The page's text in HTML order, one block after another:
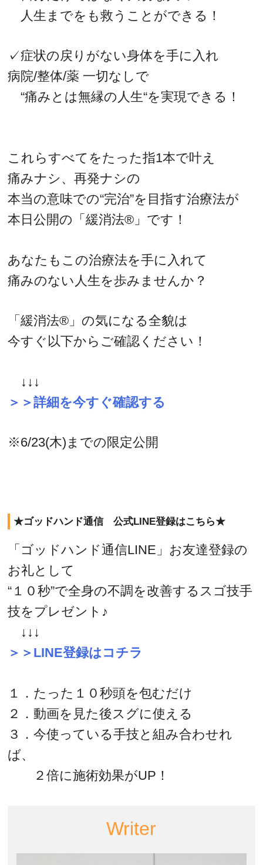
人生までをも救うことができる！
✓症状の戻りがない身体を手に入れ
病院/整体/薬 一切なしで
“痛みとは無縁の人生“を実現できる！
これらすべてをたった指1本で叶え
痛みナシ、再発ナシの
本当の意味での“完治”を目指す治療法が
本日公開の「緩消法®」です！
あなたもこの治療法を手に入れて
痛みのない人生を歩みませんか？
「緩消法®」の気になる全貌は
今すぐ以下からご確認ください！
↓↓↓
＞＞詳細を今すぐ確認する
※6/23(木)までの限定公開
★ゴッドハンド通信 公式LINE登録はこちら★
「ゴッドハンド通信LINE」お友達登録の
お礼として
“１０秒”で全身の不調を改善するスゴ技手
技をプレゼント♪
↓↓↓
＞＞LINE登録はコチラ
１．たった１０秒頭を包むだけ
２．動画を見た後スグに使える
３．今使っている手技と組み合わせれ
ば、
２倍に施術効果がUP！
Writer